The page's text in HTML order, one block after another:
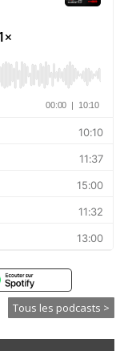
Tous les podcasts >